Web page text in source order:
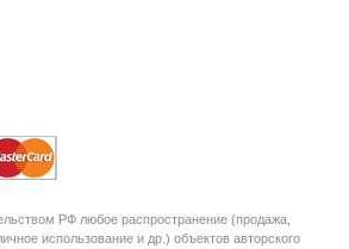
РФ любое распространение (продажа,
использование и др.) объектов авторского